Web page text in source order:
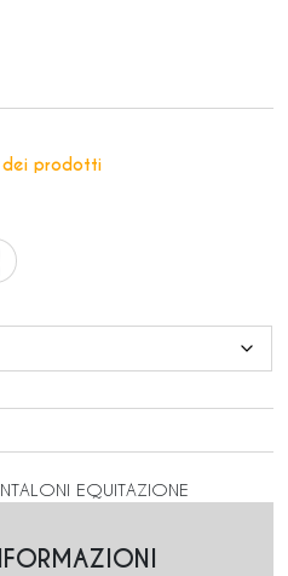
dei prodotti
EQUITAZIONE